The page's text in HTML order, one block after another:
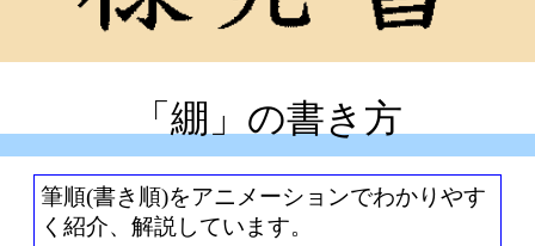
「綳」の書き方
筆順(書き順)をアニメーションでわかりやす
く紹介、解説しています。